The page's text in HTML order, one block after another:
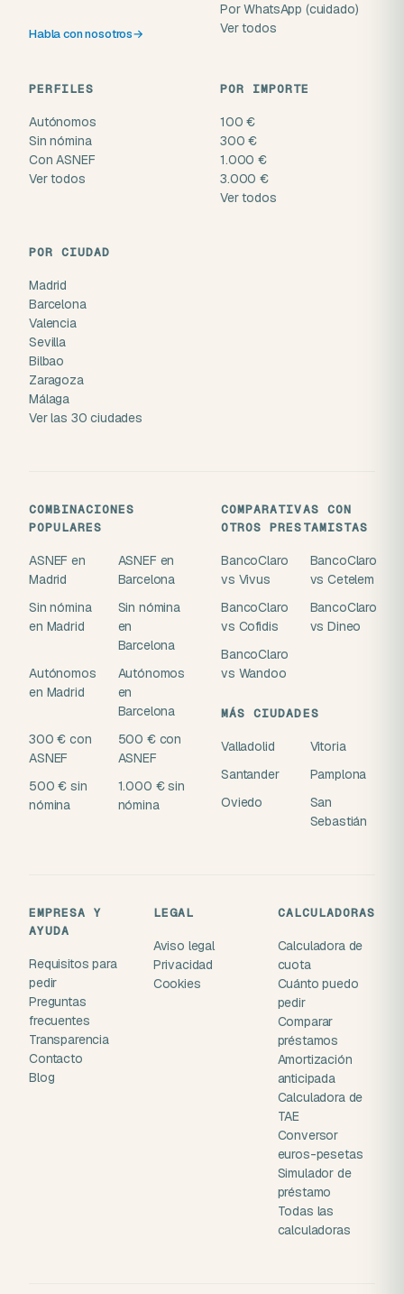
Habla con nosotros→
Por WhatsApp (cuidado)
Ver todos
PERFILES
Autónomos
Sin nómina
Con ASNEF
Ver todos
POR IMPORTE
100 €
300 €
1.000 €
3.000 €
Ver todos
POR CIUDAD
Madrid
Barcelona
Valencia
Sevilla
Bilbao
Zaragoza
Málaga
Ver las 30 ciudades
COMBINACIONES
POPULARES
ASNEF en
Madrid
ASNEF en
Barcelona
Sin nómina
en Madrid
Sin nómina
en
Barcelona
Autónomos
en Madrid
Autónomos
en
Barcelona
300 € con
ASNEF
500 € con
ASNEF
500 € sin
nómina
1.000 € sin
nómina
COMPARATIVAS CON
OTROS PRESTAMISTAS
BancoClaro
vs Vivus
BancoClaro
vs Cetelem
BancoClaro
vs Cofidis
BancoClaro
vs Dineo
BancoClaro
vs Wandoo
MÁS CIUDADES
Valladolid
Vitoria
Santander
Pamplona
Oviedo
San
Sebastián
EMPRESA Y
AYUDA
Requisitos para
pedir
Preguntas
frecuentes
Transparencia
Contacto
Blog
LEGAL
Aviso legal
Privacidad
Cookies
CALCULADORAS
Calculadora de
cuota
Cuánto puedo
pedir
Comparar
préstamos
Amortización
anticipada
Calculadora de
TAE
Conversor
euros-pesetas
Simulador de
préstamo
Todas las
calculadoras